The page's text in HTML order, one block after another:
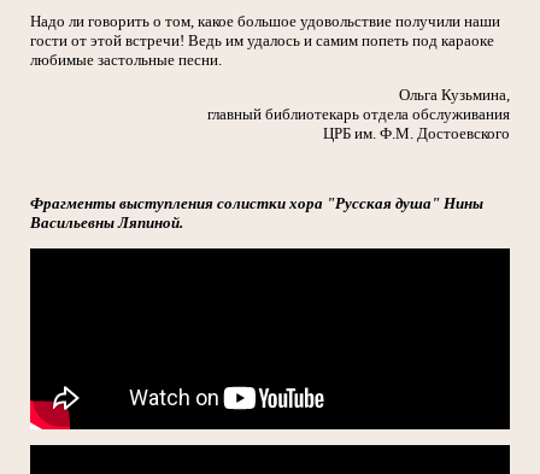
Надо ли говорить о том, какое большое удовольствие получили наши
гости от этой встречи! Ведь им удалось и самим попеть под караоке
любимые застольные песни.
Ольга Кузьмина,
главный библиотекарь отдела обслуживания
ЦРБ им. Ф.М. Достоевского
Фрагменты выступления солистки хора "Русская душа" Нины
Васильевны Ляпиной.